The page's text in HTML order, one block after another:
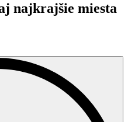
najkrajšie miesta